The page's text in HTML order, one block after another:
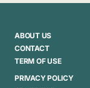
ABOUT US
CONTACT
TERM OF USE
PRIVACY POLICY